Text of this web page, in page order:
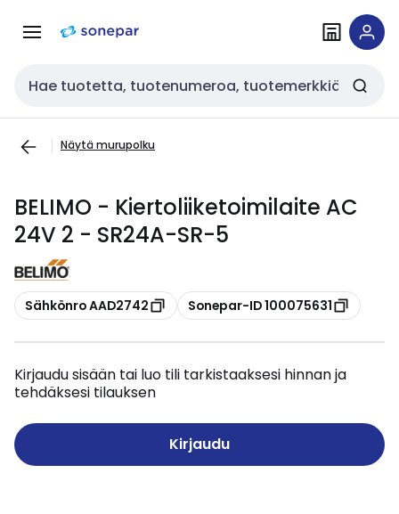
navigointiinsisältöön
Haku
Näytä murupolku
BELIMO - Kiertoliiketoimilaite AC
24V 2 - SR24A-SR-5
Kopioi
Sähkönro AAD2742 Kopioi
Sonepar-ID 100075631
Kirjaudu sisään tai luo tili tarkistaaksesi hinnan ja
tehdäksesi tilauksen
Kirjaudu